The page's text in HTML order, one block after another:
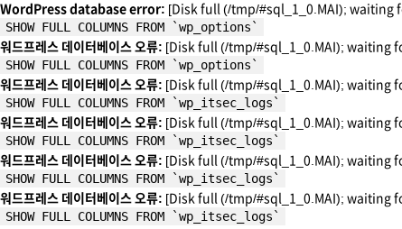
WordPress database error: [Disk full (/tmp/#sql_1_0.MAI); waiting
SHOW FULL COLUMNS FROM `wp_options`
워드프레스 데이터베이스 오류: [Disk full (/tmp/#sql_1_0.MAI); waiting
SHOW FULL COLUMNS FROM `wp_options`
워드프레스 데이터베이스 오류: [Disk full (/tmp/#sql_1_0.MAI); waiting
SHOW FULL COLUMNS FROM `wp_itsec_logs`
워드프레스 데이터베이스 오류: [Disk full (/tmp/#sql_1_0.MAI); waiting
SHOW FULL COLUMNS FROM `wp_itsec_logs`
워드프레스 데이터베이스 오류: [Disk full (/tmp/#sql_1_0.MAI); waiting
SHOW FULL COLUMNS FROM `wp_itsec_logs`
워드프레스 데이터베이스 오류: [Disk full (/tmp/#sql_1_0.MAI); waiting
SHOW FULL COLUMNS FROM `wp_itsec_logs`